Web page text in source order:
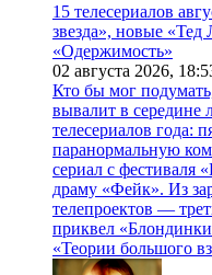
15 телесериалов
звезда», новые
«Одержимость»
02 августа 2026,
Кто бы мог
вывалит в середине
телесериалов года:
паранормальную
сериал с
драму «Фейк». Из
телепроектов —
приквел
«Теории большого